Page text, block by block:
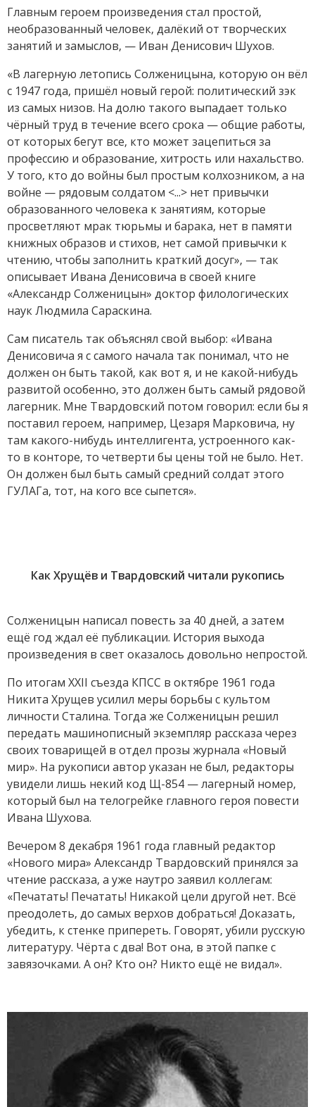
Главным героем произведения стал простой,
необразованный человек, далёкий от творческих
занятий и замыслов, — Иван Денисович Шухов.
«В лагерную летопись Солженицына, которую он вёл
с 1947 года, пришёл новый герой: политический зэк
из самых низов. На долю такого выпадает только
чёрный труд в течение всего срока — общие работы,
от которых бегут все, кто может зацепиться за
профессию и образование, хитрость или нахальство.
У того, кто до войны был простым колхозником, а на
войне — рядовым солдатом <...> нет привычки
образованного человека к занятиям, которые
просветляют мрак тюрьмы и барака, нет в памяти
книжных образов и стихов, нет самой привычки к
чтению, чтобы заполнить краткий досуг», — так
описывает Ивана Денисовича в своей книге
«Александр Солженицын» доктор филологических
наук Людмила Сараскина.
Сам писатель так объяснял свой выбор: «Ивана
Денисовича я с самого начала так понимал, что не
должен он быть такой, как вот я, и не какой-нибудь
развитой особенно, это должен быть самый рядовой
лагерник. Мне Твардовский потом говорил: если бы я
поставил героем, например, Цезаря Марковича, ну
там какого-нибудь интеллигента, устроенного как-
то в конторе, то четверти бы цены той не было. Нет.
Он должен был быть самый средний солдат этого
ГУЛАГа, тот, на кого все сыпется».
Как Хрущёв и Твардовский читали рукопись
Солженицын написал повесть за 40 дней, а затем
ещё год ждал её публикации. История выхода
произведения в свет оказалось довольно непростой.
По итогам XXII съезда КПСС в октябре 1961 года
Никита Хрущев усилил меры борьбы с культом
личности Сталина. Тогда же Солженицын решил
передать машинописный экземпляр рассказа через
своих товарищей в отдел прозы журнала «Новый
мир». На рукописи автор указан не был, редакторы
увидели лишь некий код Щ-854 — лагерный номер,
который был на телогрейке главного героя повести
Ивана Шухова.
Вечером 8 декабря 1961 года главный редактор
«Нового мира» Александр Твардовский принялся за
чтение рассказа, а уже наутро заявил коллегам:
«Печатать! Печатать! Никакой цели другой нет. Всё
преодолеть, до самых верхов добраться! Доказать,
убедить, к стенке припереть. Говорят, убили русскую
литературу. Чёрта с два! Вот она, в этой папке с
завязочками. А он? Кто он? Никто ещё не видал».